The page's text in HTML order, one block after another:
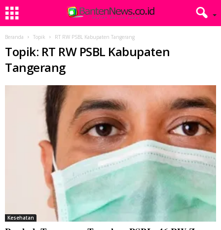
Beranda Topik RT RW PSBL Kabupaten Tangerang
Topik: RT RW PSBL Kabupaten
Tangerang
Kesehatan